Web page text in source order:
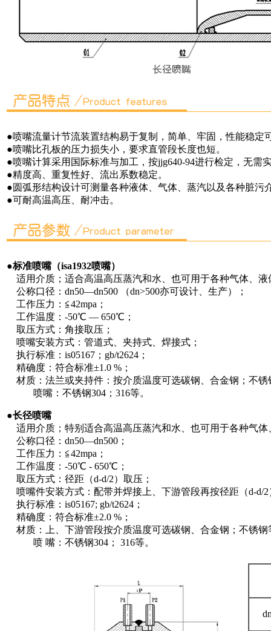
●喷嘴流量计节流装置结构易于复制，简单、牢固，性能稳定
●喷嘴比孔板的压力损失小，要求直管段长度也短。
●喷嘴计算采用国际标准与加工，按jjg640-94进行检定，无需
●精度高、重复性好、流出系数稳定。
●圆弧形结构设计可测量各种液体、气体、蒸汽以及各种脏污
●可耐高温高压、耐冲击。
●标准喷嘴（isa1932喷嘴）
适用介质；适合高温高压蒸汽和水、也可用于各种气体、液
公称口径：dn50—dn500 （dn>500亦可设计、生产）；
工作压力：≦42mpa；
工作温度：-50℃ — 650℃；
取压方式：角接取压；
喷嘴安装方式：管道式、夹持式、焊接式；
执行标准：is05167；gb/t2624；
精确度：符合标准±1.0 %；
材质：法兰或夹持件：按介质温度可选碳钢、合金钢；不锈
喷嘴：不锈钢304；316等。
●长径喷嘴
适用介质；特别适合高温高压蒸汽和水、也可用于各种气体
公称口径：dn50—dn500；
工作压力：≦42mpa；
工作温度：-50℃ - 650℃；
取压方式：径距（d-d/2）取压；
喷嘴件安装方式：配带并焊接上、下游管段再按径距（d-d/
执行标准：is05167; gb/t2624；
精确度：符合标准±2.0 %；
材质：上、下游管段按介质温度可选碳钢、合金钢；不锈钢
喷 嘴：不锈钢304； 316等。